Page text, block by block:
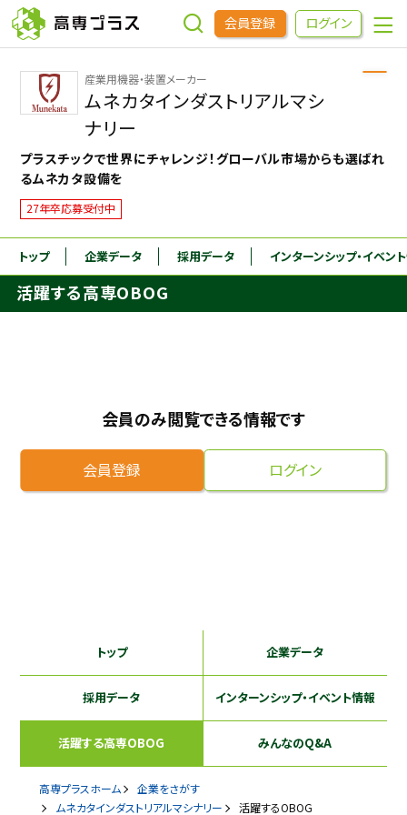
会員登録 ログイン
企業をさがす
進学先をさがす
インターンシップ・イベントをさがす
高専OBOGをさがす
9/30
産業用機器・装置メーカー
ムネカタインダストリアルマシ
ナリー
プラスチックで世界にチャレンジ！グローバル市場からも選ばれ
るムネカタ設備を
27年卒応募受付中
トップ 企業データ 採用データ インターンシップ・イベン
活躍する高専OBOG
会員のみ閲覧できる情報です
会員登録 ログイン
トップ 企業データ
採用データ インターンシップ・イベント情報
活躍する高専OBOG みんなのQ&A
高専プラスホーム
企業をさがす
ムネカタインダストリアルマシナリー
活躍するOBOG